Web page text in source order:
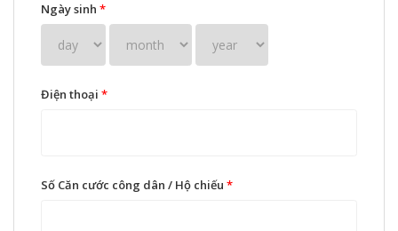
Ngày sinh *
Điện thoại *
Số Căn cước công dân / Hộ chiếu *